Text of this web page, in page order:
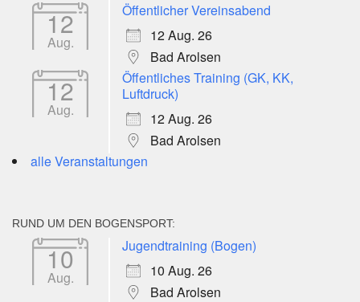
12
Aug.
Öffentlicher Vereinsabend
12 Aug. 26
Bad Arolsen
12
Aug.
Öffentliches Training (GK, KK,
Luftdruck)
12 Aug. 26
Bad Arolsen
alle Veranstaltungen
RUND UM DEN BOGENSPORT:
10
Aug.
Jugendtraining (Bogen)
10 Aug. 26
Bad Arolsen